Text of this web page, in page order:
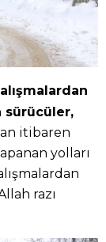
itibaren
yolları
razı